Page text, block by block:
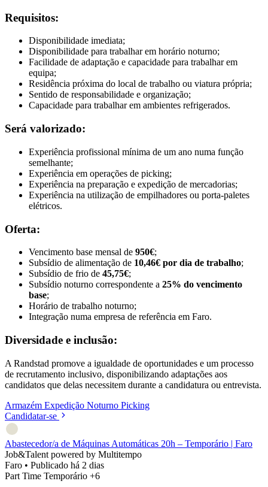
Requisitos:
Disponibilidade imediata;
Disponibilidade para trabalhar em horário noturno;
Facilidade de adaptação e capacidade para trabalhar em
equipa;
Residência próxima do local de trabalho ou viatura própria;
Sentido de responsabilidade e organização;
Capacidade para trabalhar em ambientes refrigerados.
Será valorizado:
Experiência profissional mínima de um ano numa função
semelhante;
Experiência em operações de picking;
Experiência na preparação e expedição de mercadorias;
Experiência na utilização de empilhadores ou porta-paletes
elétricos.
Oferta:
Vencimento base mensal de 950€;
Subsídio de alimentação de 10,46€ por dia de trabalho;
Subsídio de frio de 45,75€;
Subsídio noturno correspondente a 25% do vencimento
base;
Horário de trabalho noturno;
Integração numa empresa de referência em Faro.
Diversidade e inclusão:
A Randstad promove a igualdade de oportunidades e um processo
de recrutamento inclusivo, disponibilizando adaptações aos
candidatos que delas necessitem durante a candidatura ou entrevista.
Armazém Expedição Noturno Picking
Candidatar-se
Abastecedor/a de Máquinas Automáticas 20h – Temporário | Faro
Job&Talent powered by Multitempo
Faro • Publicado há 2 dias
Part Time Temporário +6